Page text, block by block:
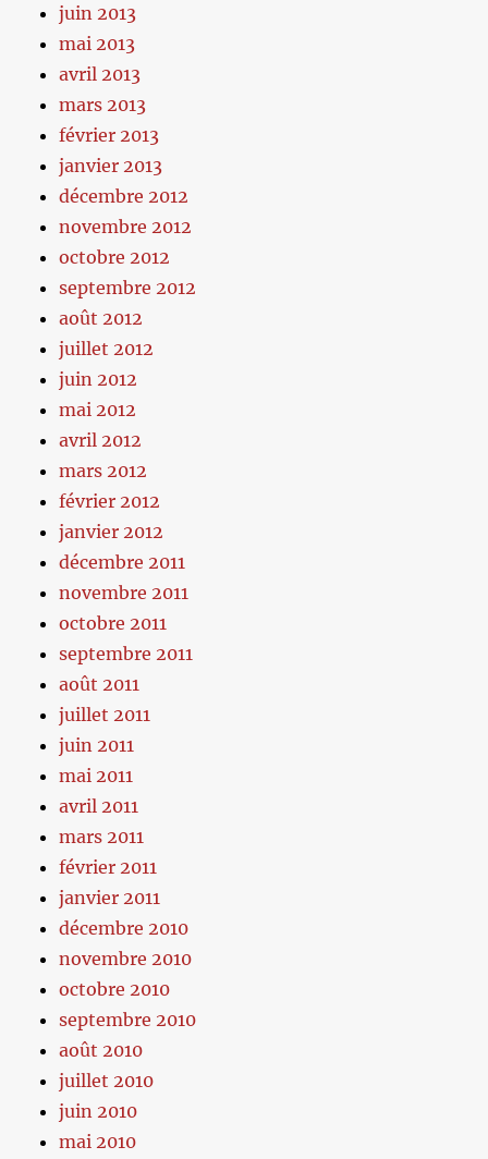
juin 2013
mai 2013
avril 2013
mars 2013
février 2013
janvier 2013
décembre 2012
novembre 2012
octobre 2012
septembre 2012
août 2012
juillet 2012
juin 2012
mai 2012
avril 2012
mars 2012
février 2012
janvier 2012
décembre 2011
novembre 2011
octobre 2011
septembre 2011
août 2011
juillet 2011
juin 2011
mai 2011
avril 2011
mars 2011
février 2011
janvier 2011
décembre 2010
novembre 2010
octobre 2010
septembre 2010
août 2010
juillet 2010
juin 2010
mai 2010